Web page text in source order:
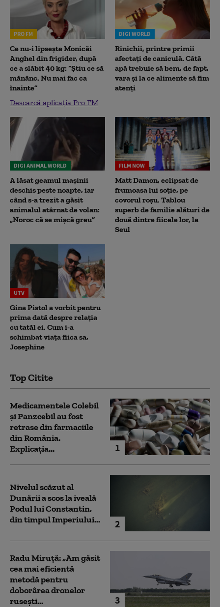
PRO FM
Ce nu-i lipsește Monicăi
Anghel din frigider, după
ce a slăbit 40 kg: “Știu ce să
mănânc. Nu mai fac ca
înainte”
Descarcă aplicația Pro FM
DIGI WORLD
Rinichii, printre primii
afectați de caniculă. Câtă
apă trebuie să bem, de fapt,
vara și la ce alimente să fim
atenți
DIGI ANIMAL WORLD
A lăsat geamul mașinii
deschis peste noapte, iar
când s-a trezit a găsit
animalul atârnat de volan:
„Noroc că se mișcă greu”
FILM NOW
Matt Damon, eclipsat de
frumoasa lui soție, pe
covorul roșu. Tablou
superb de familie alături de
două dintre fiicele lor, la
Seul
UTV
Gina Pistol a vorbit pentru
prima dată despre relația
cu tatăl ei. Cum i-a
schimbat viața fiica sa,
Josephine
Top Citite
1
Medicamentele Colebil
și Panzcebil au fost
retrase din farmaciile
din România.
Explicația...
2
Nivelul scăzut al
Dunării a scos la iveală
Podul lui Constantin,
din timpul Imperiului...
3
Radu Miruță: „Am găsit
cea mai eficientă
metodă pentru
doborârea dronelor
rusești...